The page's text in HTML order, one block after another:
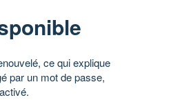
ce qui explique
par un mot de passe,